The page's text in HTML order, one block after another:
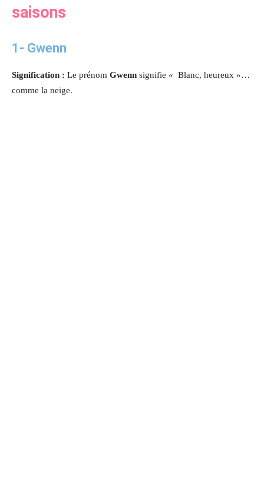
saisons
1- Gwenn
Signification : Le prénom Gwenn signifie « Blanc, heureux »…
comme la neige.